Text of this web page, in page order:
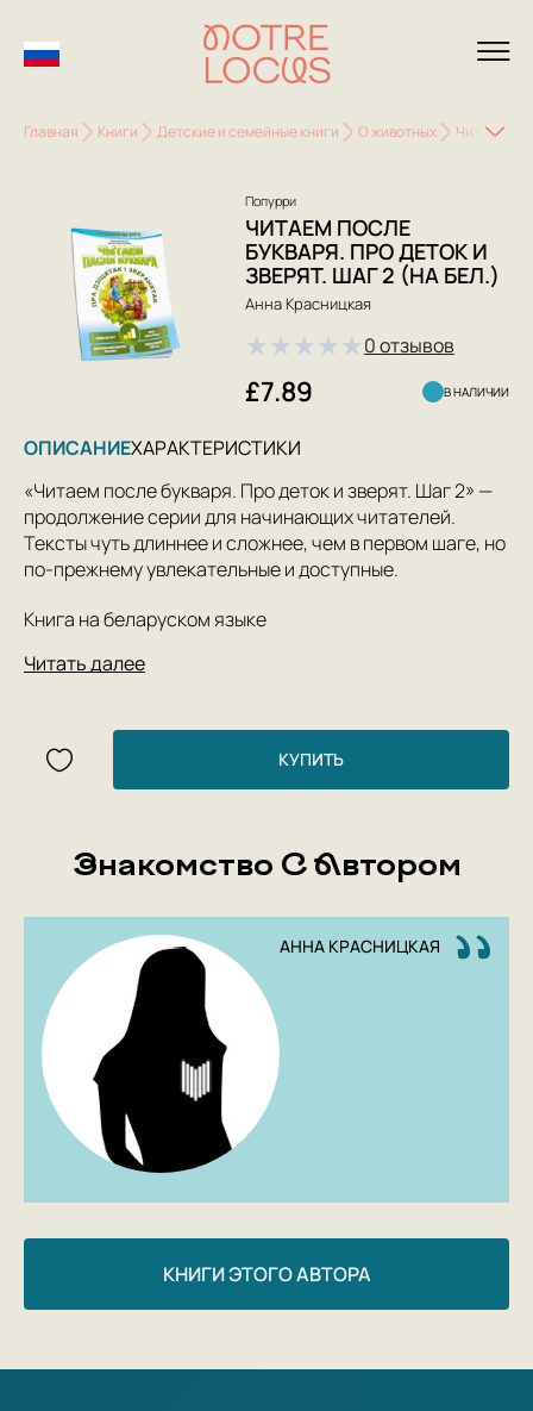
Главная Книги Детские и семейные книги О животных Читаем
Попурри
ЧИТАЕМ ПОСЛЕ
БУКВАРЯ. ПРО ДЕТОК И
ЗВЕРЯТ. ШАГ 2 (НА БЕЛ.)
Анна Красницкая
★★★★★0 отзывов
£7.89 В НАЛИЧИИ
ОПИСАНИЕХАРАКТЕРИСТИКИ
«Читаем после букваря. Про деток и зверят. Шаг 2» —
продолжение серии для начинающих читателей.
Тексты чуть длиннее и сложнее, чем в первом шаге, но
по-прежнему увлекательные и доступные.
Книга на беларуском языке
Читать далее
КУПИТЬ
Знакомство С Автором
АННА КРАСНИЦКАЯ
КНИГИ ЭТОГО АВТОРА